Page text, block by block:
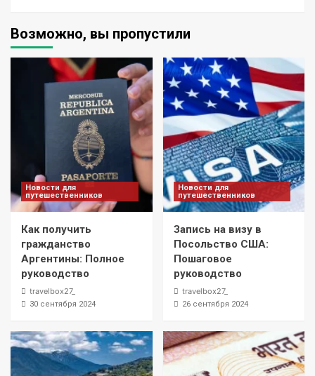
Возможно, вы пропустили
Новости для
путешественников
Как получить
гражданство
Аргентины: Полное
руководство
travelbox27_
30 сентября 2024
Новости для
путешественников
Запись на визу в
Посольство США:
Пошаговое
руководство
travelbox27_
26 сентября 2024